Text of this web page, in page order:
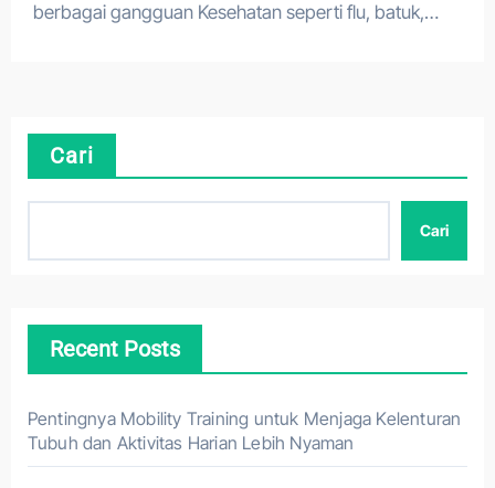
berbagai gangguan Kesehatan seperti flu, batuk,…
Cari
Cari
Recent Posts
Pentingnya Mobility Training untuk Menjaga Kelenturan
Tubuh dan Aktivitas Harian Lebih Nyaman